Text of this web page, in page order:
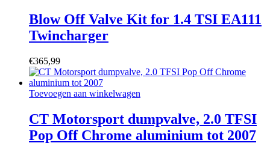
heeft
meerdere
variaties.
kan
gekozen
worden
op
productpagina
Blow Off Valve Kit for 1.4 TSI EA111
Twincharger
€365,99
Toevoegen aan winkelwagen
CT Motorsport dumpvalve, 2.0 TFSI
Pop Off Chrome aluminium tot 2007